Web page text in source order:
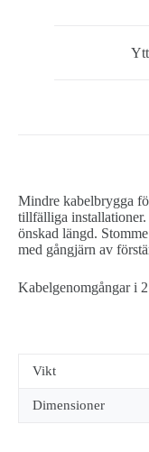
Mindre kabelbrygga
tillfälliga
önskad längd.
med gångjärn av
Kabelgenomgångar i
Vikt
Dimensioner